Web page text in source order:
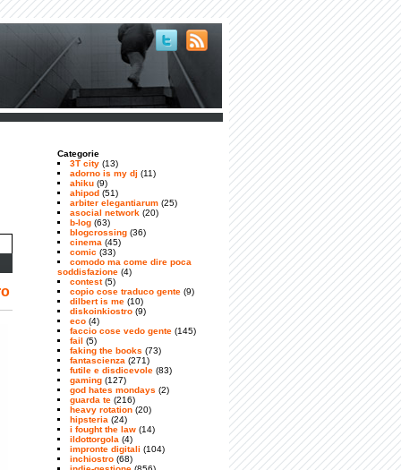
Categorie
3T city (13)
adorno is my dj (11)
ahiku (9)
ahipod (51)
arbiter elegantiarum (25)
asocial network (20)
b-log (63)
blogcrossing (36)
cinema (45)
comic (33)
comodo ma come dire poca
soddisfazione (4)
contest(5)
copio cose traduco gente (9)
dilbert is me (10)
diskoinkiostro (9)
eco (4)
faccio cose vedo gente (145)
fail (5)
faking the books (73)
fantascienza (271)
futile e disdicevole (83)
gaming (127)
god hates mondays (2)
guarda te (216)
heavy rotation (20)
hipsteria (24)
i fought the law (14)
ildottorgola (4)
impronte digitali (104)
inchiostro (68)